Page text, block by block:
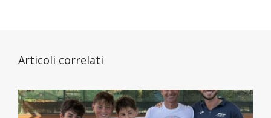
Articoli correlati